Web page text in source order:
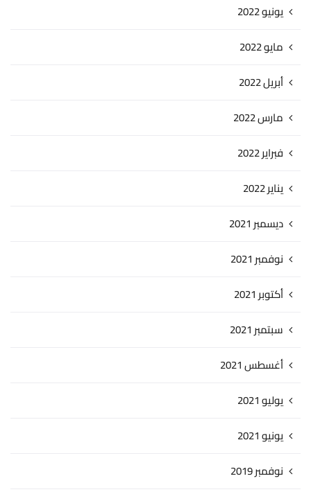
يونيو 2022
مايو 2022
أبريل 2022
مارس 2022
فبراير 2022
يناير 2022
ديسمبر 2021
نوفمبر 2021
أكتوبر 2021
سبتمبر 2021
أغسطس 2021
يوليو 2021
يونيو 2021
نوفمبر 2019